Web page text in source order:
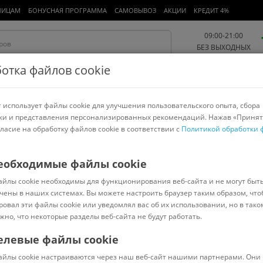
БОНУСНАЯ ПРОГРАММА САМОВЫВОЗ АКЦИИ КРЕДИТ 4%
09:00-21:00
БЕЗ ВЫХОДНЫХ
Работа и офис Авто и мото Детям и мамам Красота и
спорт
Код: 44265
файлов cookie
файлы cookie для улучшения пользовательского опыта, сбора
и представления персонализированных рекомендаций. Нажав
на обработку файлов cookie в соответствии с Политикой обработки
файлы cookie
cookie необходимы для функционирования веб-сайта и не могут
в наших системах. Вы можете настроить браузер таким образом,
эти файлы cookie или уведомлял вас об их использовании, но в
что некоторые разделы веб-сайта не будут работать.
файлы cookie
cookie настраиваются через наш веб-сайт нашими партнерами. Они